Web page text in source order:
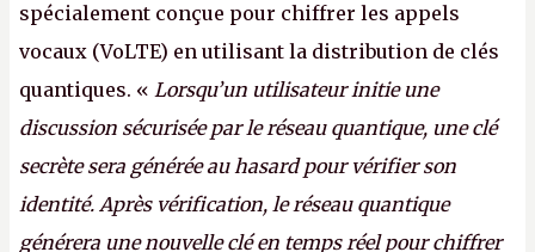
spécialement conçue pour chiffrer les appels
vocaux (VoLTE) en utilisant la distribution de clés
quantiques. « Lorsqu’un utilisateur initie une
discussion sécurisée par le réseau quantique, une clé
secrète sera générée au hasard pour vérifier son
identité. Après vérification, le réseau quantique
générera une nouvelle clé en temps réel pour chiffrer